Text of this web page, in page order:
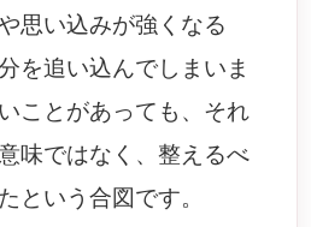
思い込みが強くなる
を追い込んでしまいま
ことがあっても、それ
味ではなく、整えるべ
という合図です。